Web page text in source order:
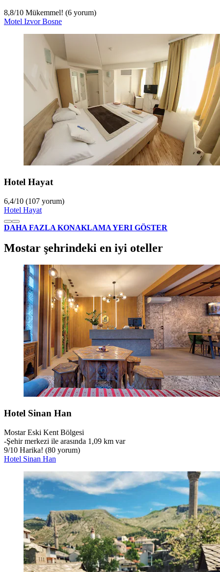
8,8/10 Mükemmel! (6 yorum)
Motel Izvor Bosne
Hotel Hayat
6,4/10 (107 yorum)
Hotel Hayat
DAHA FAZLA KONAKLAMA YERI GÖSTER
Mostar şehrindeki en iyi oteller
Hotel Sinan Han
Mostar Eski Kent Bölgesi
‐Şehir merkezi ile arasında 1,09 km var
9/10 Harika! (80 yorum)
Hotel Sinan Han